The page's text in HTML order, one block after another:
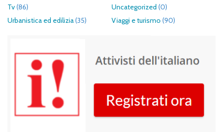
Tv(86) Uncategorized (0)
Urbanistica ed edilizia(35) Viaggi e turismo (90)